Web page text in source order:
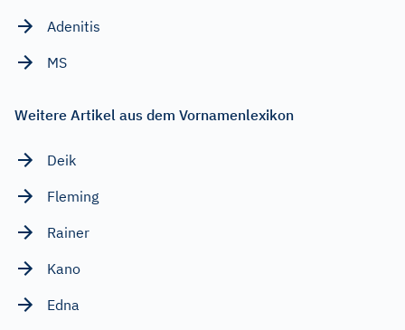
Adenitis
MS
Weitere Artikel aus dem Vornamenlexikon
Deik
Fleming
Rainer
Kano
Edna